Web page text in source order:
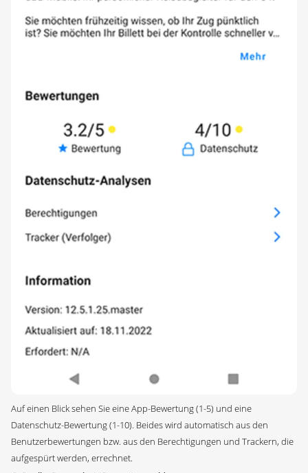
Auf einen Blick sehen Sie eine App-Bewertung (1-5) und eine
Datenschutz-Bewertung (1-10). Beides wird automatisch aus den
Benutzerbewertungen bzw. aus den Berechtigungen und Trackern, die
aufgespürt werden, errechnet.